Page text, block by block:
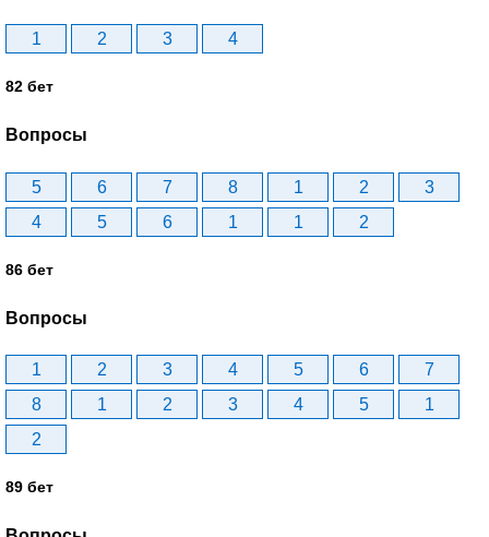
1 2 3 4
82 бет
Вопросы
5 6 7 8 1 2
3
4
5 6 1 1 2
86 бет
Вопросы
1 2 3 4 5 6
7
8
1 2 3 4 5
1
2
89 бет